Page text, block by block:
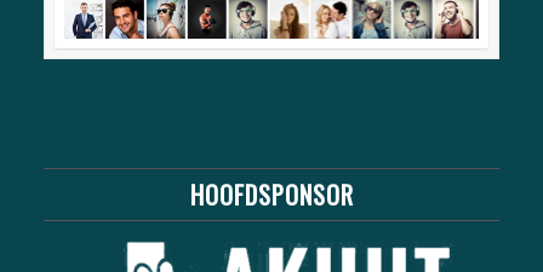
HOOFDSPONSOR